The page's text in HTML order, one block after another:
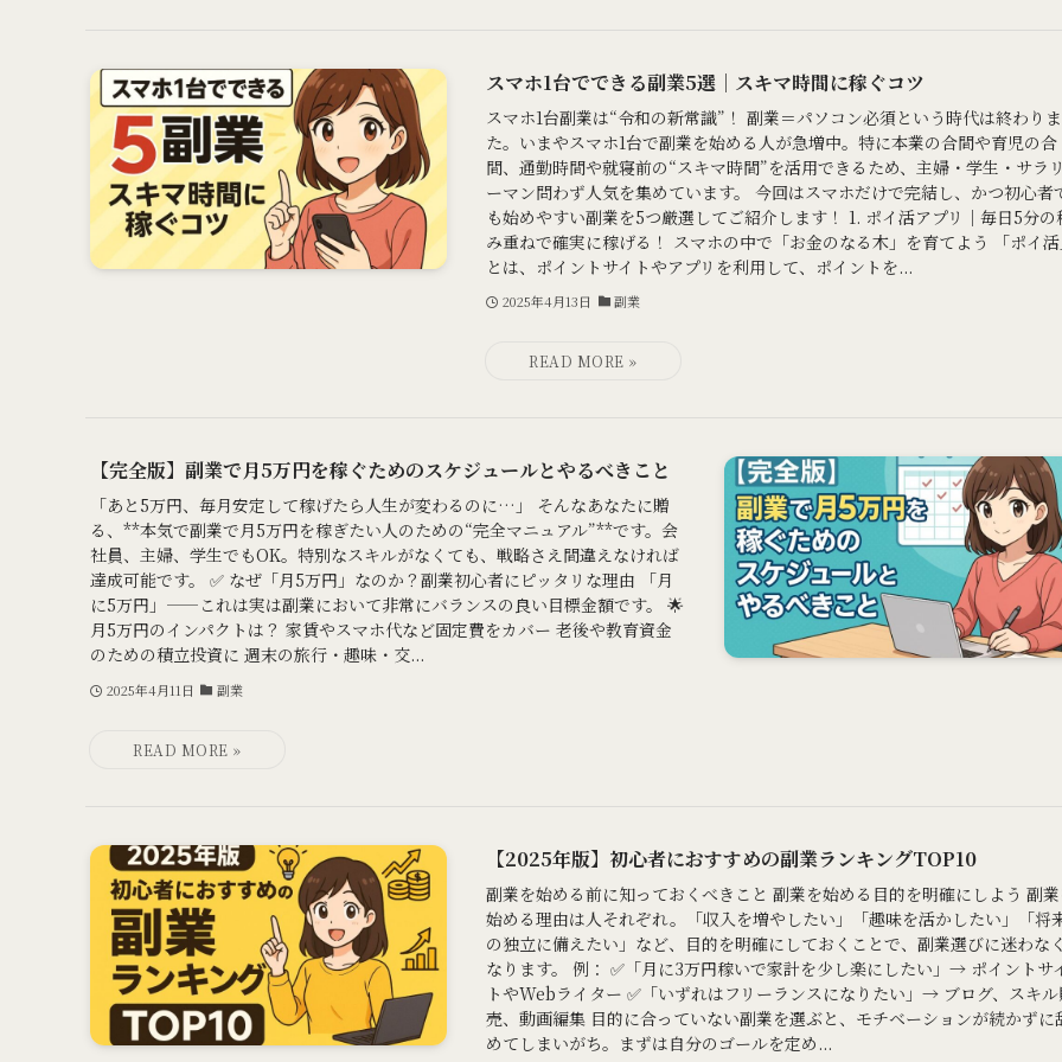
スマホ1台でできる副業5選｜スキマ時間に稼ぐコツ
スマホ1台副業は“令和の新常識”！ 副業＝パソコン必須という時代は終わり
た。いまやスマホ1台で副業を始める人が急増中。特に本業の合間や育児の合
間、通勤時間や就寝前の“スキマ時間”を活用できるため、主婦・学生・サラリ
ーマン問わず人気を集めています。 今回はスマホだけで完結し、かつ初心者
も始めやすい副業を5つ厳選してご紹介します！ 1. ポイ活アプリ｜毎日5分の
み重ねで確実に稼げる！ スマホの中で「お金のなる木」を育てよう 「ポイ活
とは、ポイントサイトやアプリを利用して、ポイントを...
2025年4月13日 副業
【完全版】副業で月5万円を稼ぐためのスケジュールとやるべきこと
「あと5万円、毎月安定して稼げたら人生が変わるのに…」 そんなあなたに贈
る、**本気で副業で月5万円を稼ぎたい人のための“完全マニュアル”**です。会
社員、主婦、学生でもOK。特別なスキルがなくても、戦略さえ間違えなければ
達成可能です。 ✅ なぜ「月5万円」なのか？副業初心者にピッタリな理由 「月
に5万円」——これは実は副業において非常にバランスの良い目標金額です。 🌟
月5万円のインパクトは？ 家賃やスマホ代など固定費をカバー 老後や教育資金
のための積立投資に 週末の旅行・趣味・交...
2025年4月11日 副業
【2025年版】初心者におすすめの副業ランキングTOP10
副業を始める前に知っておくべきこと 副業を始める目的を明確にしよう 副
始める理由は人それぞれ。「収入を増やしたい」「趣味を活かしたい」「将
の独立に備えたい」など、目的を明確にしておくことで、副業選びに迷わなく
なります。 例： ✅「月に3万円稼いで家計を少し楽にしたい」→ ポイントサ
トやWebライター ✅「いずれはフリーランスになりたい」→ ブログ、スキ
売、動画編集 目的に合っていない副業を選ぶと、モチベーションが続かずに
めてしまいがち。まずは自分のゴールを定め...